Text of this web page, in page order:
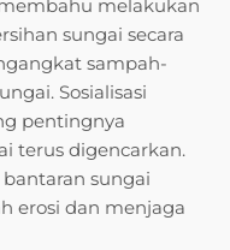
melakukan
sungai secara
sampah-
Sosialisasi
pentingnya
terus digencarkan.
sungai
erosi dan menjaga